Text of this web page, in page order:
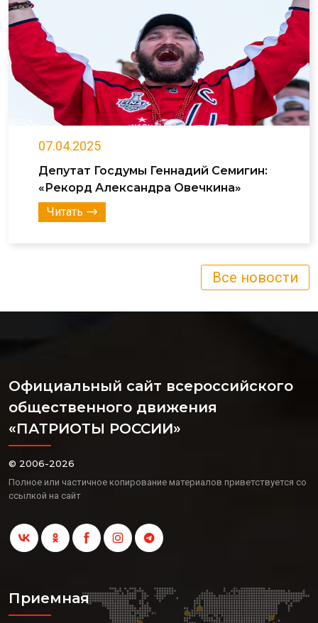
07.04.2025
Депутат Госдумы Геннадий Семигин:
«Рекорд Александра Овечкина»
Читать
Все новости
Официальный сайт всероссийского
общественного движения
«ПАТРИОТЫ РОССИИ»
© 2006-2026
Полное или частичное копирование материалов приветствуется со
ссылкой на сайт
Приемная